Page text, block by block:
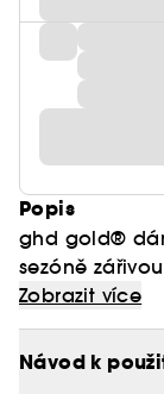
Popis
ghd gold®
sezóně
s
ultimativní
gold®.
professional
Zobrazit více
Návod k